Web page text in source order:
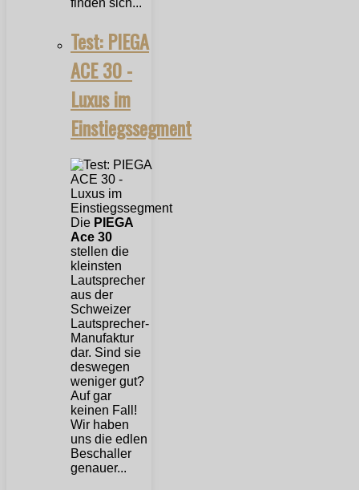
finden sich...
Test: PIEGA
ACE 30 -
Luxus im
Einstiegssegment
Die PIEGA
Ace 30
stellen die
kleinsten
Lautsprecher
aus der
Schweizer
Lautsprecher-
Manufaktur
dar. Sind sie
deswegen
weniger gut?
Auf gar
keinen Fall!
Wir haben
uns die edlen
Beschaller
genauer...